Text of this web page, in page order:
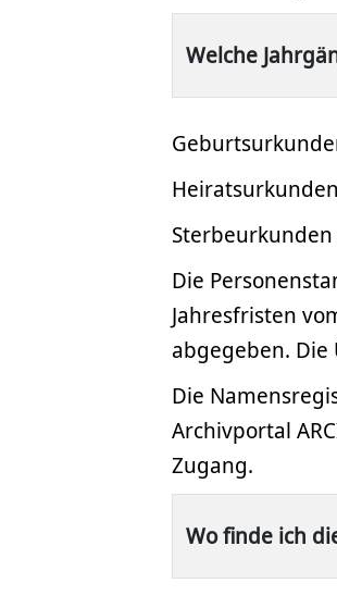
Welche
Sterbeurkunden
Die
Jahresfristen
abgegeben. Die
Die
Archivportal
Zugang.
Wo finde ich